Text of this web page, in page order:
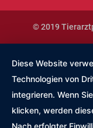
© 2019
Diese Website
Technologien von
integrieren. Wenn
klicken, werden
Nach erfolgter